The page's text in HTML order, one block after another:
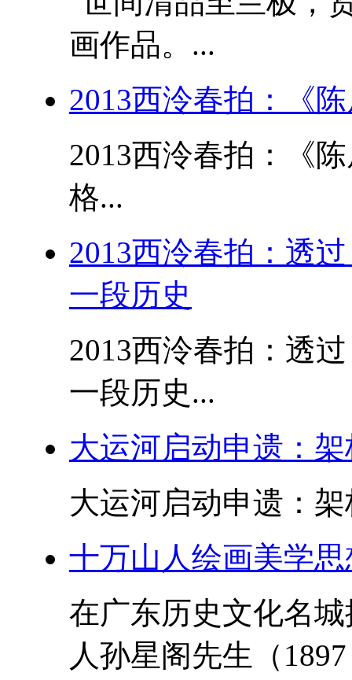
画作品。...
2013西泠春拍：《
2013西泠春拍：《
格...
2013西泠春拍：透
一段历史
2013西泠春拍：透
一段历史...
大运河启动申遗：
大运河启动申遗：
十万山人绘画美学
在广东历史文化名
人孙星阁先生（